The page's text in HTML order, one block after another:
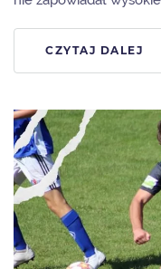
CZYTAJ DALEJ